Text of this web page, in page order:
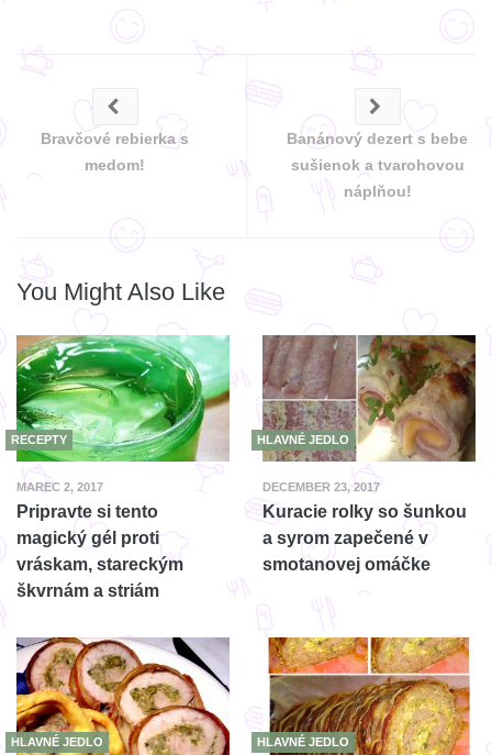
Bravčové rebierka s
medom!
Banánový dezert s bebe
sušienok a tvarohovou
náplňou!
You Might Also Like
RECEPTY
MAREC 2, 2017
Pripravte si tento
magický gél proti
vráskam, stareckým
škvrnám a striám
HLAVNÉ JEDLO
DECEMBER 23, 2017
Kuracie rolky so šunkou
a syrom zapečené v
smotanovej omáčke
HLAVNÉ JEDLO HLAVNÉ JEDLO